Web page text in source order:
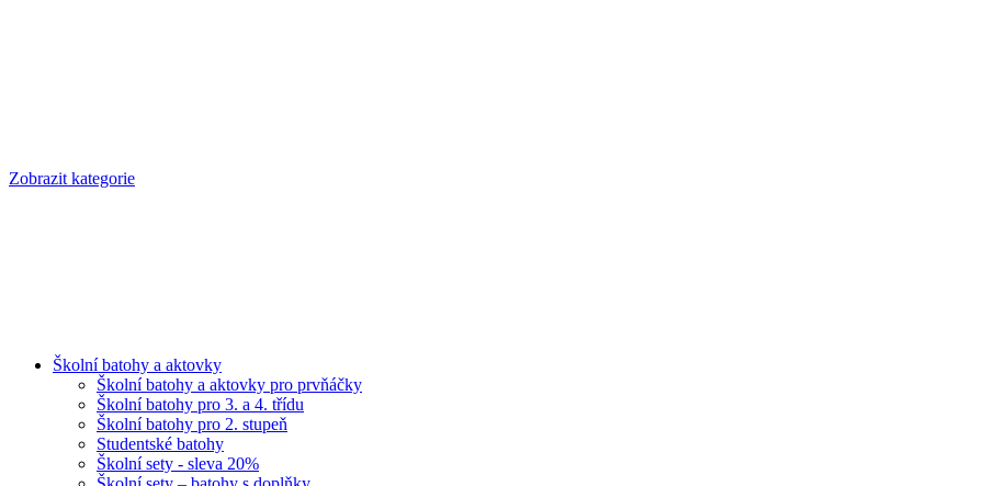
Zobrazit kategorie
Školní batohy a aktovky
Školní batohy a aktovky pro prvňáčky
Školní batohy pro 3. a 4. třídu
Školní batohy pro 2. stupeň
Studentské batohy
Školní sety - sleva 20%